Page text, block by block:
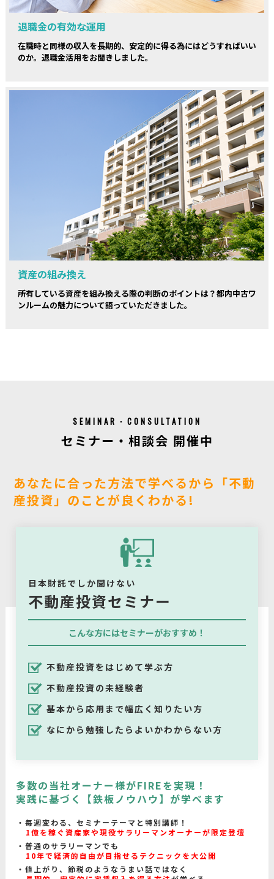
退職金の有効な運用
在職時と同様の収入を長期的、安定的に得る為にはどうすればいい
のか。退職金活用をお聞きしました。
資産の組み換え
所有している資産を組み換える際の判断のポイントは？都内中古ワ
ンルームの魅力について語っていただきました。
SEMINAR・CONSULTATION
セミナー・相談会 開催中
あなたに合った方法で学べるから「不動
産投資」のことが良くわかる!
日本財託でしか聞けない
不動産投資セミナー
こんな方にはセミナーがおすすめ！
不動産投資をはじめて学ぶ方
不動産投資の未経験者
基本から応用まで幅広く知りたい方
なにから勉強したらよいかわからない方
多数の当社オーナー様がFIREを実現！
実践に基づく【鉄板ノウハウ】が学べます
毎週変わる、セミナーテーマと特別講師！
1億を稼ぐ資産家や現役サラリーマンオーナーが限定登壇
普通のサラリーマンでも
10年で経済的自由が目指せるテクニックを大公開
値上がり、節税のようなうまい話ではなく